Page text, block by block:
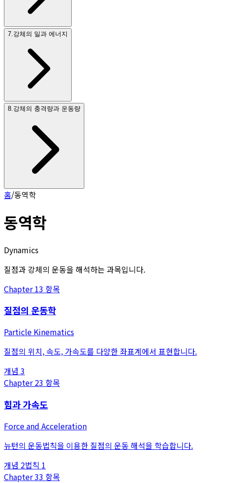
7 강체의 일과 에너지
8 강체의 충격량과 운동량
홈/동역학
동역학
Dynamics
질점과 강체의 운동을 해석하는 과목입니다.
Chapter13 항목
질점의 운동학
Particle Kinematics
질점의 위치, 속도, 가속도를 다양한 좌표계에서 표현합니다.
개념 3
Chapter23 항목
힘과 가속도
Force and Acceleration
뉴턴의 운동법칙을 이용한 질점의 운동 해석을 학습합니다.
개념 2법칙 1
Chapter33 항목